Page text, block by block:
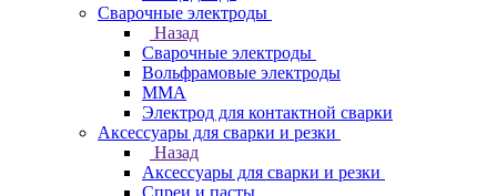
Сварочные электроды
Назад
Сварочные электроды
Вольфрамовые электроды
ММА
Электрод для контактной сварки
Аксессуары для сварки и резки
Назад
Аксессуары для сварки и резки
Спреи и пасты